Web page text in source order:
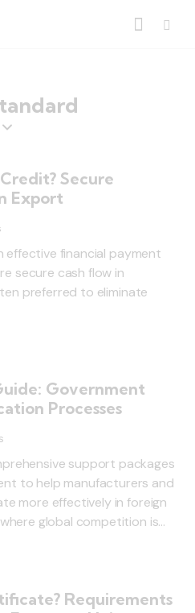
Secure
Export
effective financial payment
secure cash flow in
preferred to eliminate
Government
Processes
support packages
to help manufacturers and
more effectively in foreign
global competition is…
Requirements